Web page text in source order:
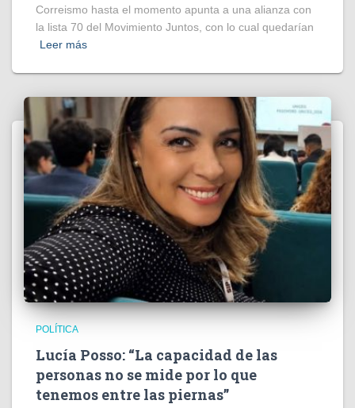
Correismo hasta el momento apunta a una alianza con
la lista 70 del Movimiento Juntos, con lo cual quedarían
Leer más
POLÍTICA
Lucía Posso: “La capacidad de las
personas no se mide por lo que
tenemos entre las piernas”